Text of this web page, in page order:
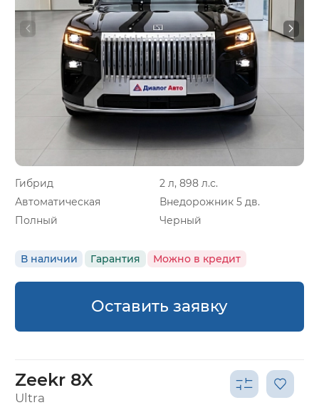
Гибрид
2 л, 898 л.с.
Автоматическая
Внедорожник 5 дв.
Полный
Черный
В наличии Гарантия Можно в кредит
Оставить заявку
Zeekr 8X
Ultra